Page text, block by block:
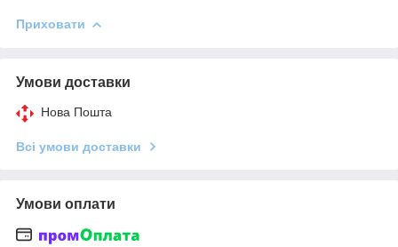
Приховати
Умови доставки
Нова Пошта
Всі умови доставки
Умови оплати